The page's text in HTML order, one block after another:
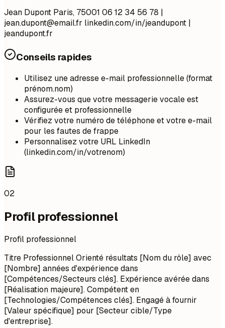
Jean Dupont Paris, 75001 06 12 34 56 78 |
jean.dupont@email.fr linkedin.com/in/jeandupont |
jeandupont.fr
Conseils rapides
Utilisez une adresse e-mail professionnelle (format
prénom.nom)
Assurez-vous que votre messagerie vocale est
configurée et professionnelle
Vérifiez votre numéro de téléphone et votre e-mail
pour les fautes de frappe
Personnalisez votre URL LinkedIn
(linkedin.com/in/votrenom)
02
Profil professionnel
Profil professionnel
Titre Professionnel Orienté résultats [Nom du rôle] avec
[Nombre] années d'expérience dans
[Compétences/Secteurs clés]. Expérience avérée dans
[Réalisation majeure]. Compétent en
[Technologies/Compétences clés]. Engagé à fournir
[Valeur spécifique] pour [Secteur cible/Type
d'entreprise].